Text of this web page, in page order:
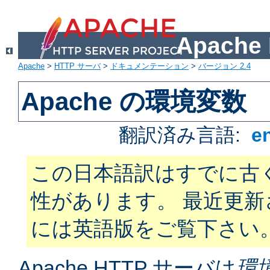
Apache
Apache > HTTP サーバ> ドキュメンテーション > バージョン 2.4
Apache の環境変数
翻訳済み言語:
この日本語訳はすでに古
性があります。 最近更
には英語版をご覧下さい